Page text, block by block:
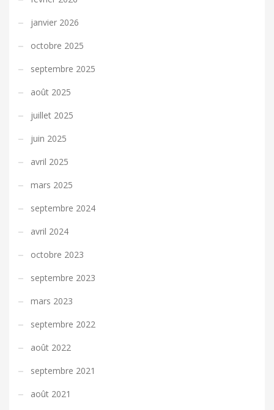
janvier 2026
octobre 2025
septembre 2025
août 2025
juillet 2025
juin 2025
avril 2025
mars 2025
septembre 2024
avril 2024
octobre 2023
septembre 2023
mars 2023
septembre 2022
août 2022
septembre 2021
août 2021